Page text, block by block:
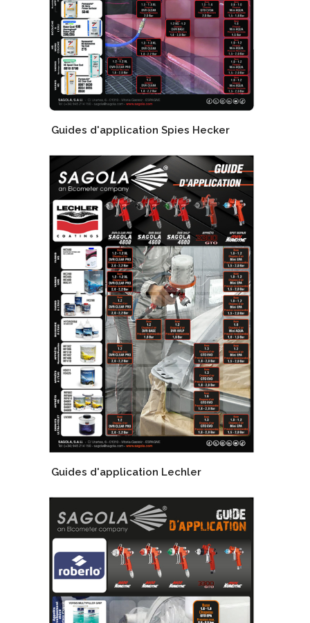
Guides d'application Spies Hecker
Guides d'application Lechler